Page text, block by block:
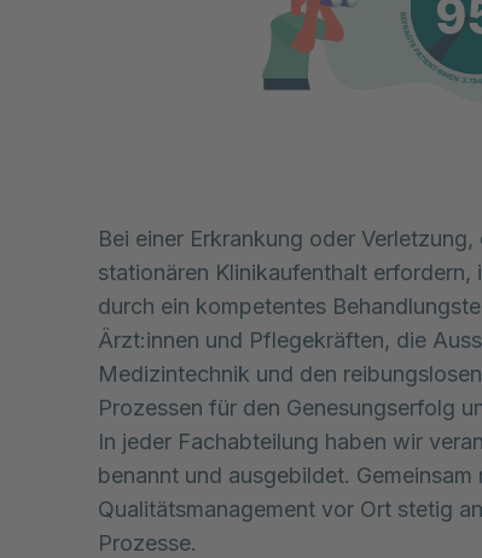
Bei einer Erkrankung oder
stationären Klinikaufenthalt
durch ein kompetentes
Ärzt:innen und Pflegekräften, die
Medizintechnik und den
Prozessen für den Genesungserfolg
In jeder Fachabteilung haben wir
benannt und ausgebildet.
Qualitätsmanagement vor Ort stetig
Prozesse.